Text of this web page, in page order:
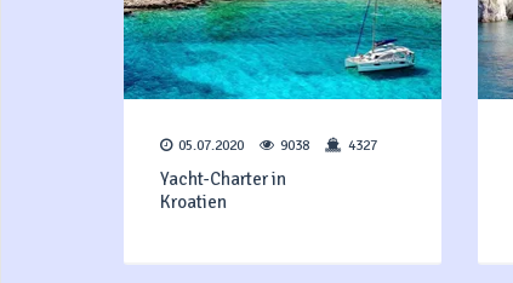
05.07.2020 9038 4327
Yacht-Charter in
Kroatien